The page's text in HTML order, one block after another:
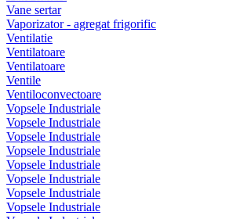
Vane sertar
Vaporizator - agregat frigorific
Ventilatie
Ventilatoare
Ventilatoare
Ventile
Ventiloconvectoare
Vopsele Industriale
Vopsele Industriale
Vopsele Industriale
Vopsele Industriale
Vopsele Industriale
Vopsele Industriale
Vopsele Industriale
Vopsele Industriale